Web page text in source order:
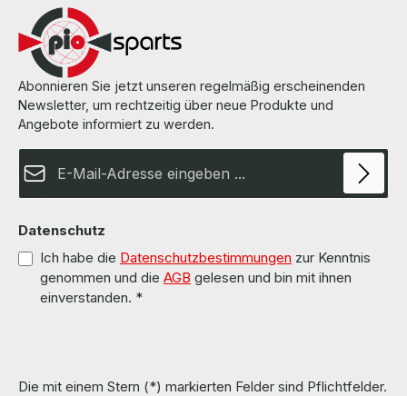
used but 100% OK. Alle Teile sind gebraucht aber 100 % in
Ordnung. More information and details can be found on the pages
of the manufacturer. Weitere Informationen und Details finden Sie
Abonnieren Sie jetzt unseren regelmäßig erscheinenden
Newsletter, um rechtzeitig über neue Produkte und
Angebote informiert zu werden.
Datenschutz
Ich habe die Datenschutzbestimmungen zur Kenntnis
genommen und die AGB gelesen und bin mit ihnen
einverstanden. *
Die mit einem Stern (*) markierten Felder sind Pflichtfelder.